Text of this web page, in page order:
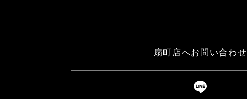
扇町店へお問い合わせ